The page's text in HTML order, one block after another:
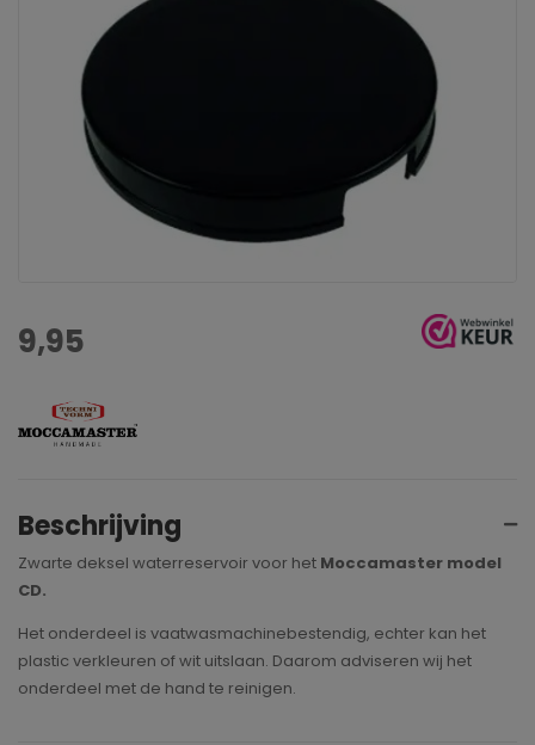
9,95
Beschrijving
Zwarte deksel waterreservoir voor het Moccamaster model
CD.
Het onderdeel is vaatwasmachinebestendig, echter kan het
plastic verkleuren of wit uitslaan. Daarom adviseren wij het
onderdeel met de hand te reinigen.